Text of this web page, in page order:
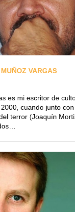
MUÑOZ VARGAS
es mi escritor de
cuando junto
terror (Joaquín